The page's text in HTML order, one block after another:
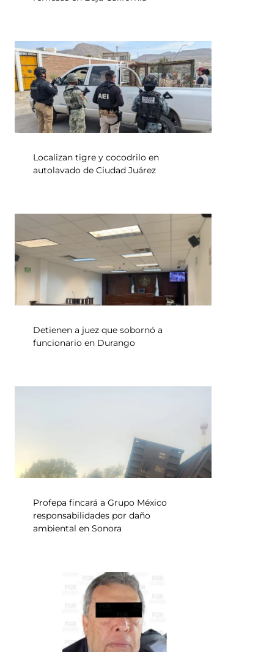
Localizan tigre y cocodrilo en
autolavado de Ciudad Juárez
Detienen a juez que sobornó a
funcionario en Durango
Profepa fincará a Grupo México
responsabilidades por daño
ambiental en Sonora